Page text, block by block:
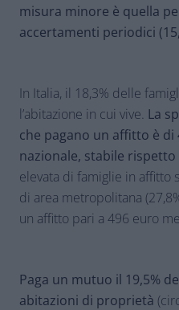
misura minore è quella
accertamenti periodici
In Italia, il 18,3% delle
l’abitazione in cui vive. La
che pagano un affitto è
nazionale, stabile rispetto
elevata di famiglie in affitto
di area metropolitana
un affitto pari a 496 euro
Paga un mutuo il 19,5%
abitazioni di proprietà